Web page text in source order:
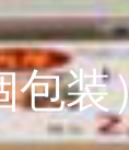
包